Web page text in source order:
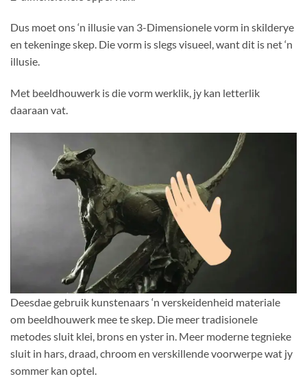
Dus moet ons ‘n illusie van 3-Dimensionele vorm in skilderye
en tekeninge skep. Die vorm is slegs visueel, want dit is net ‘n
illusie.
Met beeldhouwerk is die vorm werklik, jy kan letterlik
daaraan vat.
Deesdae gebruik kunstenaars ‘n verskeidenheid materiale
om beeldhouwerk mee te skep. Die meer tradisionele
metodes sluit klei, brons en yster in. Meer moderne tegnieke
sluit in hars, draad, chroom en verskillende voorwerpe wat jy
sommer kan optel.